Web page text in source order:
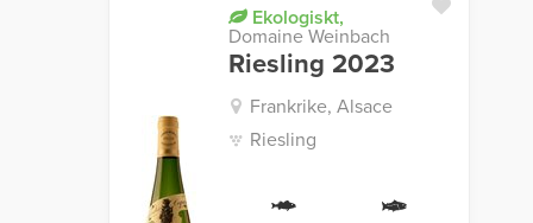
Ekologiskt,
Domaine Weinbach
Riesling 2023
Frankrike, Alsace
Riesling